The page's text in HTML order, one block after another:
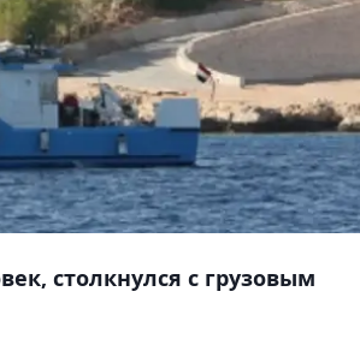
столкнулся с грузовым